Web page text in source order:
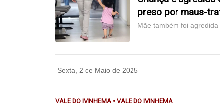
preso por maus-
Mãe também foi
Sexta, 2 de Maio de 2025
VALE DO IVINHEMA • VALE DO IVINHEMA